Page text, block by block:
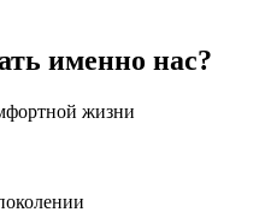
именно нас?
жизни